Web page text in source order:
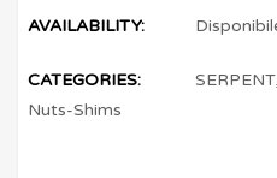
AVAILABILITY:
CATEGORIES: SERPENT
Nuts-Shims